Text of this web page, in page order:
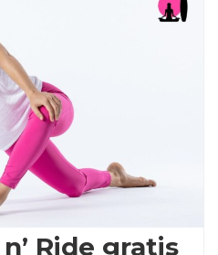
Ride gratis